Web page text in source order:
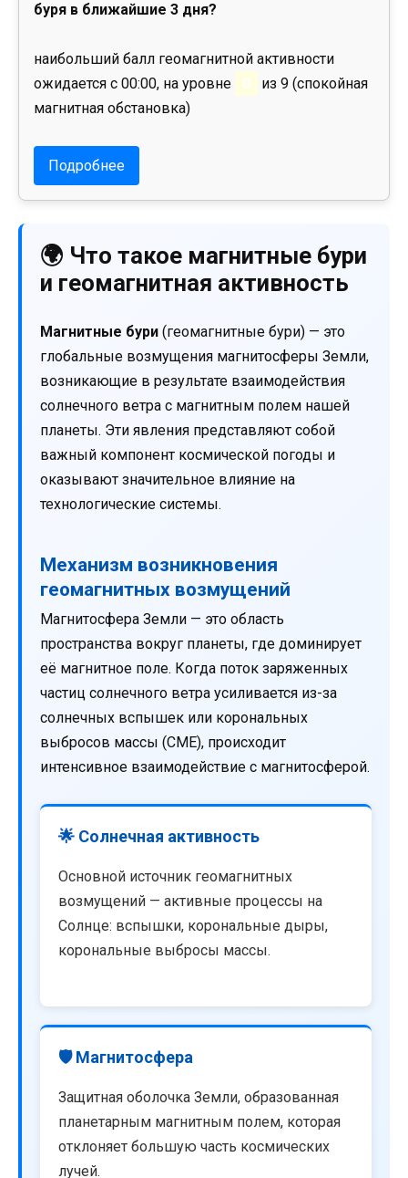
буря в ближайшие 3 дня?
наибольший балл геомагнитной активности
ожидается с 00:00, на уровне
0
из 9 (спокойная
магнитная обстановка)
Подробнее
🌍 Что такое магнитные бури
и геомагнитная активность
Магнитные бури (геомагнитные бури) — это
глобальные возмущения магнитосферы Земли,
возникающие в результате взаимодействия
солнечного ветра с магнитным полем нашей
планеты. Эти явления представляют собой
важный компонент космической погоды и
оказывают значительное влияние на
технологические системы.
Механизм возникновения
геомагнитных возмущений
Магнитосфера Земли — это область
пространства вокруг планеты, где доминирует
её магнитное поле. Когда поток заряженных
частиц солнечного ветра усиливается из-за
солнечных вспышек или корональных
выбросов массы (CME), происходит
интенсивное взаимодействие с магнитосферой.
🌟 Солнечная активность
Основной источник геомагнитных
возмущений — активные процессы на
Солнце: вспышки, корональные дыры,
корональные выбросы массы.
🛡️ Магнитосфера
Защитная оболочка Земли, образованная
планетарным магнитным полем, которая
отклоняет большую часть космических
лучей.